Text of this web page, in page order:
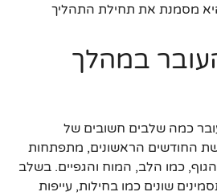
מסמנת את תחילת התהליך
במהלך
כמה שלבים חשובים של
החודשים הראשונים, מתפתחות
כמו הלב, המוח והגפיים. בשלב
שונים כמו בחילות, עייפות